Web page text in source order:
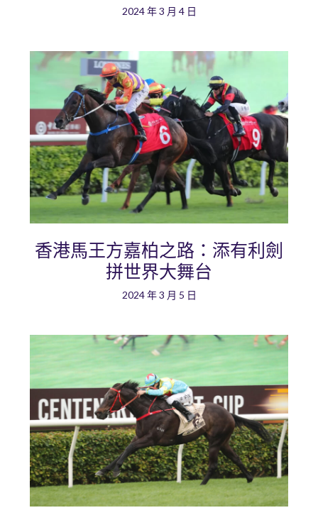
2024 年 3 月 4 日
香港馬王方嘉柏之路：添有利劍
拼世界大舞台
2024 年 3 月 5 日